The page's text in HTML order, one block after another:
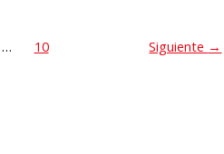
… 10 Siguiente →